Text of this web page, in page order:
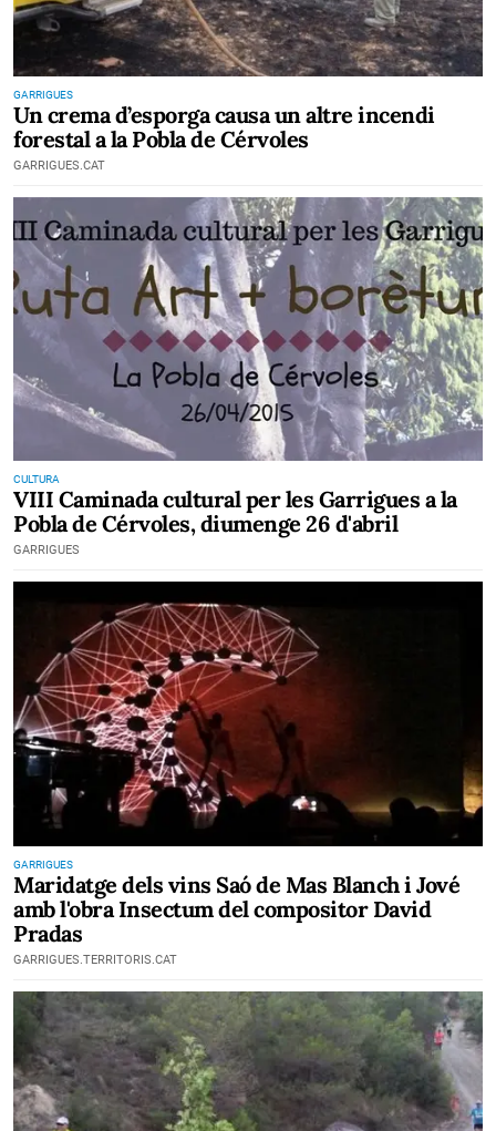
GARRIGUES
Un crema d’esporga causa un altre incendi
forestal a la Pobla de Cérvoles
GARRIGUES.CAT
CULTURA
VIII Caminada cultural per les Garrigues a la
Pobla de Cérvoles, diumenge 26 d'abril
GARRIGUES
GARRIGUES
Maridatge dels vins Saó de Mas Blanch i Jové
amb l'obra Insectum del compositor David
Pradas
GARRIGUES.TERRITORIS.CAT